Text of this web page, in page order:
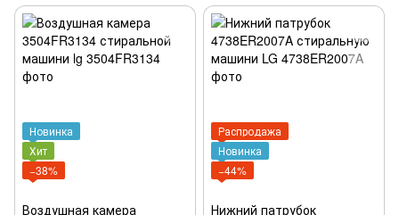
Новинка
Хит
−38%
Воздушная камера
Распродажа
Новинка
−44%
Нижний патрубок